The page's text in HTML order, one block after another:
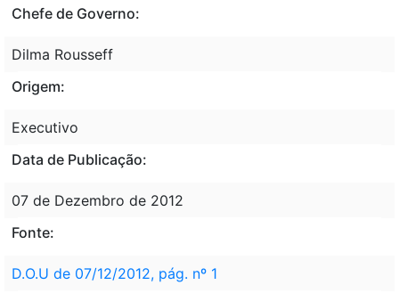
Chefe de Governo:
Dilma Rousseff
Origem:
Executivo
Data de Publicação:
07 de Dezembro de 2012
Fonte:
D.O.U de 07/12/2012, pág. nº 1